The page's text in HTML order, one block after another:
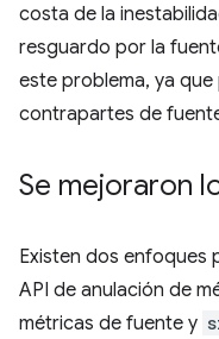
costa de la
resguardo por la
este problema, ya
contrapartes de
Se mejoraron
Existen dos enfoques
API de anulación de
métricas de fuente y